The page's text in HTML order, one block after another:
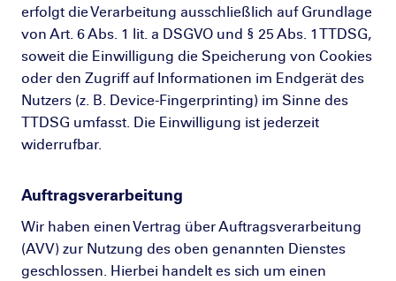
erfolgt die Verarbeitung ausschließlich auf Grundlage
von Art. 6 Abs. 1 lit. a DSGVO und § 25 Abs. 1 TTDSG,
soweit die Einwilligung die Speicherung von Cookies
oder den Zugriff auf Informationen im Endgerät des
Nutzers (z. B. Device-Fingerprinting) im Sinne des
TTDSG umfasst. Die Einwilligung ist jederzeit
widerrufbar.
Auftragsverarbeitung
Wir haben einen Vertrag über Auftragsverarbeitung
(AVV) zur Nutzung des oben genannten Dienstes
geschlossen. Hierbei handelt es sich um einen